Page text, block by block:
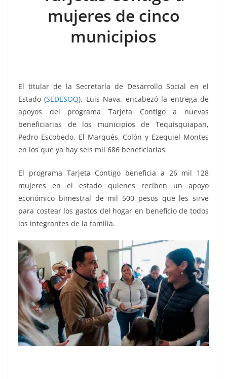
b A
p
p
n
g
er
a
m
ar
tir
mujeres de cinco
municipios
El titular de la Secretaría de Desarrollo Social en el
Estado (SEDESOQ), Luis Nava, encabezó la entrega de
apoyos del programa Tarjeta Contigo a nuevas
beneficiarias de los municipios de Tequisquiapan,
Pedro Escobedo, El Marqués, Colón y Ezequiel Montes
en los que ya hay seis mil 686 beneficiarias
El programa Tarjeta Contigo beneficia a 26 mil 128
mujeres en el estado quienes reciben un apoyo
económico bimestral de mil 500 pesos que les sirve
para costear los gastos del hogar en beneficio de todos
los integrantes de la familia.